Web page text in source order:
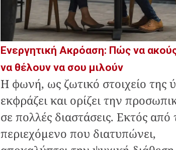
Ενεργητική Ακρόαση: Πώς να
να θέλουν να σου μιλούν
Η φωνή, ως ζωτικό στοιχείο της
εκφράζει και ορίζει την
σε πολλές διαστάσεις. Εκτός από
περιεχόμενο που διατυπώνει,